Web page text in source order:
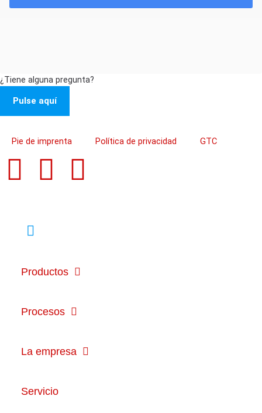
¿Tiene alguna pregunta?
Pulse aquí
Pie de imprenta Política de privacidad GTC
Productos
Procesos
La empresa
Servicio